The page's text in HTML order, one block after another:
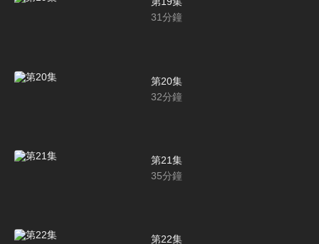
31分鐘
第20集
32分鐘
第21集
35分鐘
第22集